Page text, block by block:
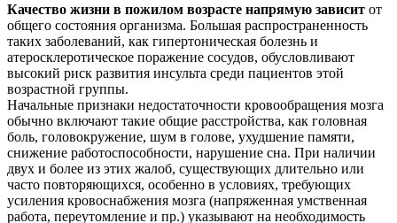
Качество жизни в пожилом возрасте напрямую зависит от
общего состояния организма. Большая распространенность
таких заболеваний, как гипертоническая болезнь и
атеросклеротическое поражение сосудов, обусловливают
высокий риск развития инсульта среди пациентов этой
возрастной группы.
Начальные признаки недостаточности кровообращения мозга
обычно включают такие общие расстройства, как головная
боль, головокружение, шум в голове, ухудшение памяти,
снижение работоспособности, нарушение сна. При наличии
двух и более из этих жалоб, существующих длительно или
часто повторяющихся, особенно в условиях, требующих
усиления кровоснабжения мозга (напряженная умственная
работа, переутомление и пр.) указывают на необходимость